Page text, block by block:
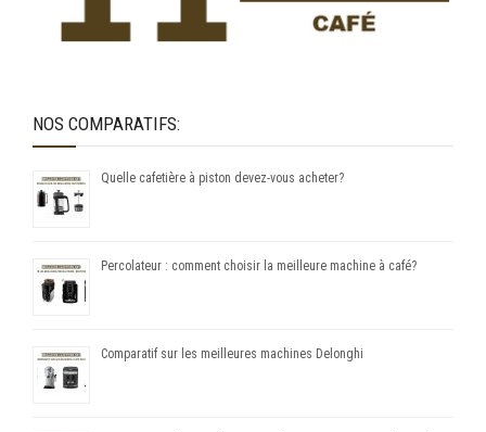
NOS COMPARATIFS:
Quelle cafetière à piston devez-vous acheter?
Percolateur : comment choisir la meilleure machine à café?
Comparatif sur les meilleures machines Delonghi